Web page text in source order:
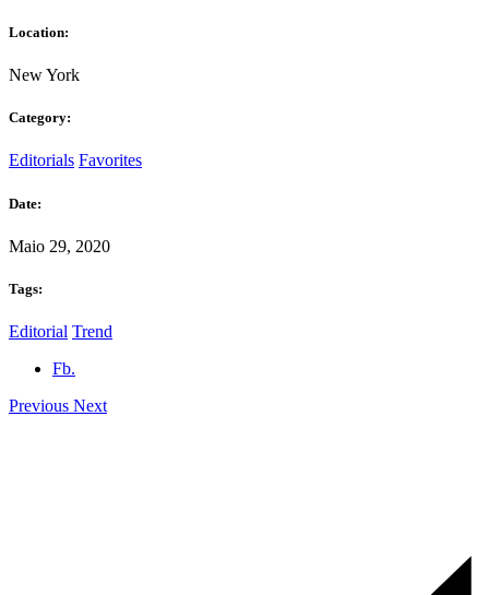
Location:
New York
Category:
Editorials Favorites
Date:
Maio 29, 2020
Tags:
Editorial Trend
Fb.
Previous Next